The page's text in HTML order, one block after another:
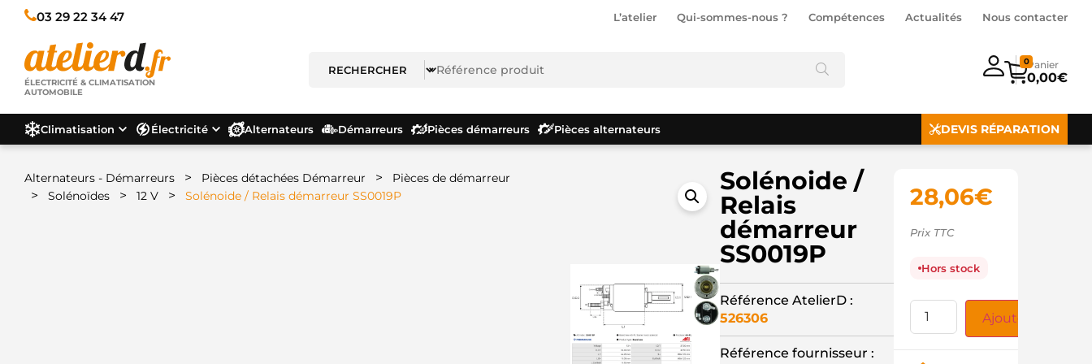
03 29 22 34 47 L’atelier Qui-sommes-nous ? Compétences Actualités Nous contacter
ÉLECTRICITÉ & CLIMATISATION
AUTOMOBILE
0,00€
0
Climatisation Électricité Alternateurs Démarreurs Pièces démarreurs Pièces alternateurs DEVIS RÉPARATION
Alternateurs - Démarreurs > Pièces détachées Démarreur > Pièces de démarreur
> Solénoïdes > 12 V > Solénoide / Relais démarreur SS0019P
Solénoide /
Relais
démarreur
SS0019P
Référence AtelierD :
526306
Référence fournisseur :
28,06€
Prix TTC
Hors stock
Ajouter au